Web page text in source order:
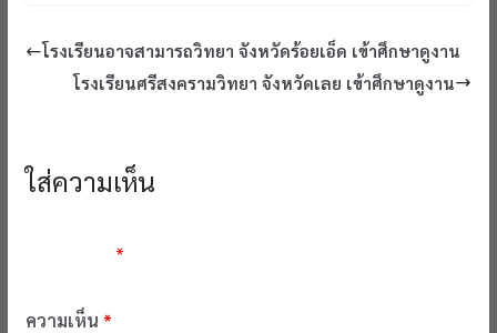
โรงเรียนอาจสามารถวิทยา จังหวัดร้อยเอ็ด เข้าศึกษาดูงาน
โรงเรียนศรีสงครามวิทยา จังหวัดเลย เข้าศึกษาดูงาน
ใส่ความเห็น
*
ความเห็น *